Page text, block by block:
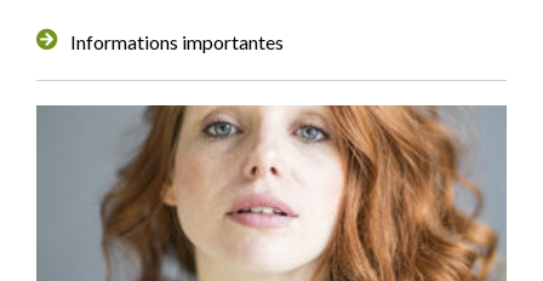
Informations importantes